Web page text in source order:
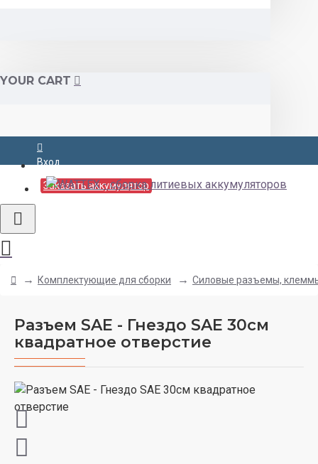
YOUR CART
Вход
Заказать аккумулятор
Комплектующие для сборки Силовые разъемы,
Разъем SAE - Гнездо SAE 30см
квадратное отверстие